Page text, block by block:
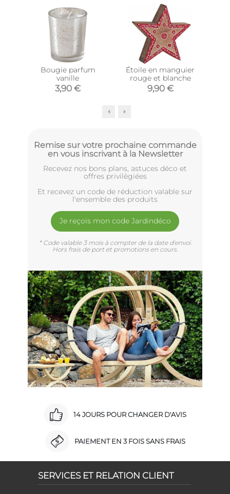
Bougie parfum
vanille
3,90 €
Étoile en manguier
rouge et blanche
9,90 €
Remise sur votre prochaine commande
en vous inscrivant à la Newsletter
Recevez nos bons plans, astuces déco et
offres privilègiées
Et recevez un code de réduction valable sur
l'ensemble des produits
Je reçois mon code Jardindéco
* Code valable 3 mois à compter de la date d'envoi.
Hors frais de port et promotions en cours.
14 JOURS POUR CHANGER D'AVIS
PAIEMENT EN 3 FOIS SANS FRAIS
SERVICES ET RELATION CLIENT